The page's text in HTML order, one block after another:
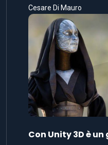
Cesare Di Mauro
Con Unity 3D è